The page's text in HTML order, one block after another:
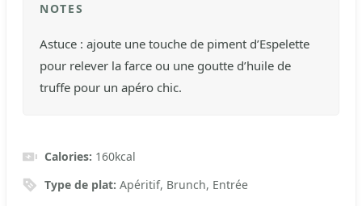
NOTES
Astuce : ajoute une touche de piment d’Espelette
pour relever la farce ou une goutte d’huile de
truffe pour un apéro chic.
Calories: 160kcal
Type de plat:Apéritif, Brunch, Entrée